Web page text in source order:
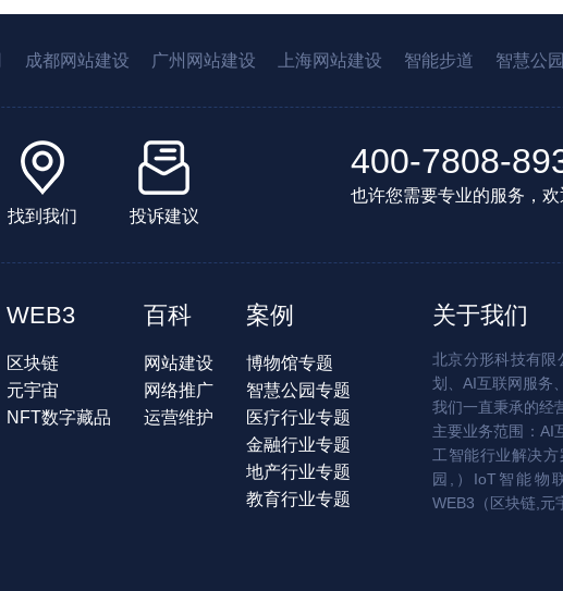
成都网站建设 广州网站建设 上海网站建设 智能步道 智慧公园
找到我们 投诉建议
400-7808-
也许您需要专业的服务，
WEB3
区块链
元宇宙
NFT数字藏品
百科
网站建设
网络推广
运营维护
案例
博物馆专题
智慧公园专题
医疗行业专题
金融行业专题
地产行业专题
教育行业专题
关于我们
北京分形科技有限
划、AI互联网服务
我们一直秉承的经
主要业务范围：AI
工智能行业解决
园,）IoT智能物
WEB3（区块链,元